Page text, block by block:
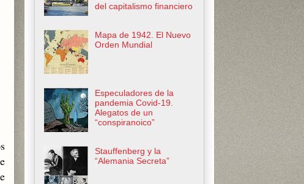
del capitalismo financiero
Mapa de 1942. El Nuevo
Orden Mundial
Especuladores de la
pandemia Covid-19.
Alegatos de un
“conspiranoico”
Stauffenberg y la
“Alemania Secreta”